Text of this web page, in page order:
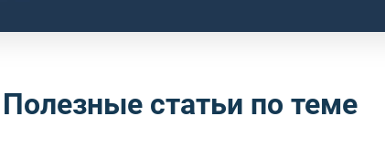
Полезные статьи по теме